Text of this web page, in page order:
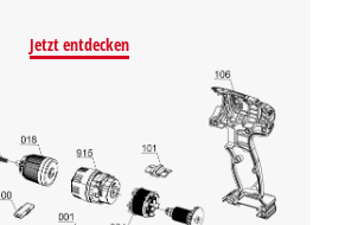
Jetzt entdecken